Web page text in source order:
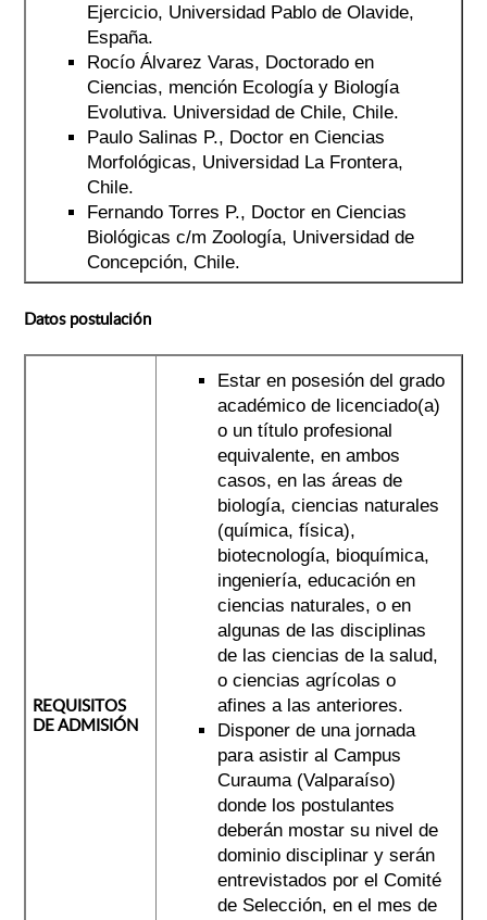
Ejercicio, Universidad Pablo de Olavide,
España.
Rocío Álvarez Varas, Doctorado en
Ciencias, mención Ecología y Biología
Evolutiva. Universidad de Chile, Chile.
Paulo Salinas P., Doctor en Ciencias
Morfológicas, Universidad La Frontera,
Chile.
Fernando Torres P., Doctor en Ciencias
Biológicas c/m Zoología, Universidad de
Concepción, Chile.
Datos postulación
REQUISITOS
DE ADMISIÓN
Estar en posesión del grado
académico de licenciado(a)
o un título profesional
equivalente, en ambos
casos, en las áreas de
biología, ciencias naturales
(química, física),
biotecnología, bioquímica,
ingeniería, educación en
ciencias naturales, o en
algunas de las disciplinas
de las ciencias de la salud,
o ciencias agrícolas o
afines a las anteriores.
Disponer de una jornada
para asistir al Campus
Curauma (Valparaíso)
donde los postulantes
deberán mostar su nivel de
dominio disciplinar y serán
entrevistados por el Comité
de Selección, en el mes de